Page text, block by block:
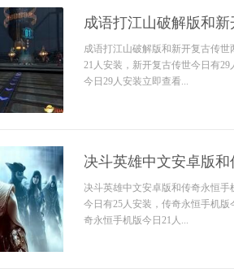
成语打江山破解版和
成语打江山破解版和新开复古传
21人安装，新开复古传世今日有
今日29人安装立即查看...
决斗英雄中文安卓版
决斗英雄中文安卓版和传奇永恒
今日有25人安装，传奇永恒手机
奇永恒手机版今日21人...